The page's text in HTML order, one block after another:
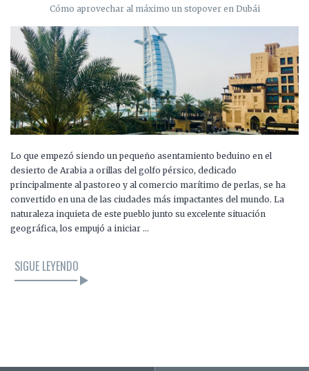
Cómo aprovechar al máximo un stopover en Dubái
Lo que empezó siendo un pequeño asentamiento beduino en el
desierto de Arabia a orillas del golfo pérsico, dedicado
principalmente al pastoreo y al comercio marítimo de perlas, se ha
convertido en una de las ciudades más impactantes del mundo. La
naturaleza inquieta de este pueblo junto su excelente situación
geográfica, los empujó a iniciar …
SIGUE LEYENDO